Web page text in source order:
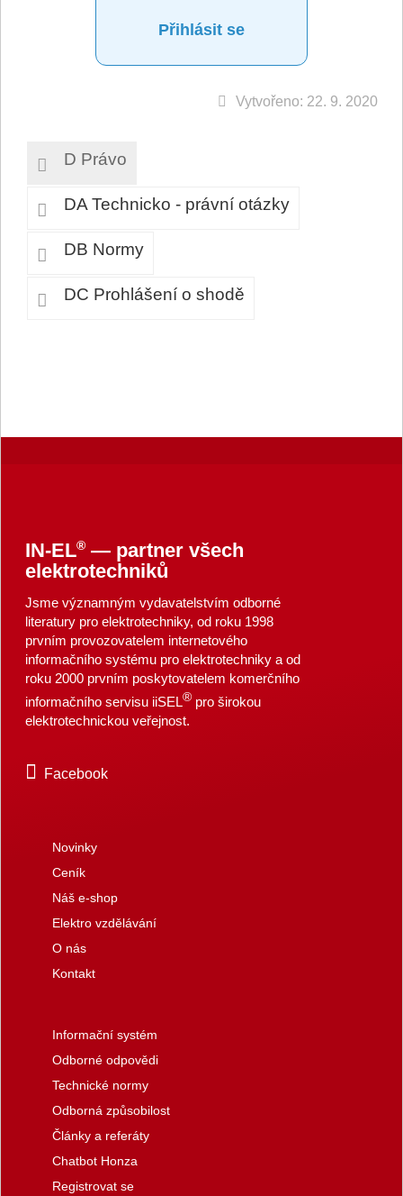
Přihlásit se
Vytvořeno: 22. 9. 2020
D Právo
DA Technicko - právní otázky
DB Normy
DC Prohlášení o shodě
IN-EL®— partner všech
elektrotechniků
Jsme významným vydavatelstvím odborné
literatury pro elektrotechniky, od roku 1998
prvním provozovatelem internetového
informačního systému pro elektrotechniky a od
roku 2000 prvním poskytovatelem komerčního
informačního servisu iiSEL®pro širokou
elektrotechnickou veřejnost.
Facebook
Novinky
Ceník
Náš e-shop
Elektro vzdělávání
O nás
Kontakt
Informační systém
Odborné odpovědi
Technické normy
Odborná způsobilost
Články a referáty
Chatbot Honza
Registrovat se